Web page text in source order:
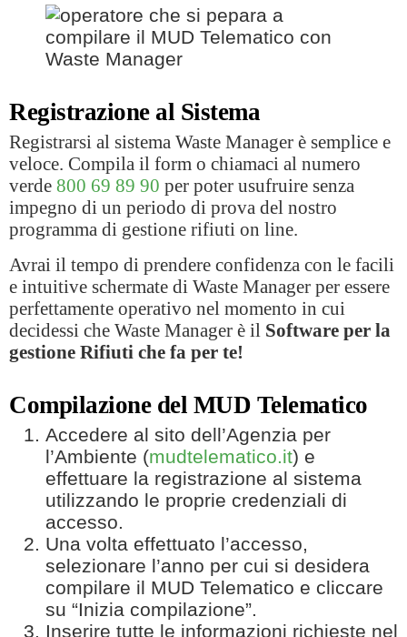
Registrazione al Sistema
Registrarsi al sistema Waste Manager è semplice e
veloce. Compila il form o chiamaci al numero
verde 800 69 89 90 per poter usufruire senza
impegno di un periodo di prova del nostro
programma di gestione rifiuti on line.
Avrai il tempo di prendere confidenza con le facili
e intuitive schermate di Waste Manager per essere
perfettamente operativo nel momento in cui
decidessi che Waste Manager è il Software per la
gestione Rifiuti che fa per te!
Compilazione del MUD Telematico
Accedere al sito dell’Agenzia per
l’Ambiente (mudtelematico.it) e
effettuare la registrazione al sistema
utilizzando le proprie credenziali di
accesso.
Una volta effettuato l’accesso,
selezionare l’anno per cui si desidera
compilare il MUD Telematico e cliccare
su “Inizia compilazione”.
Inserire tutte le informazioni richieste nel